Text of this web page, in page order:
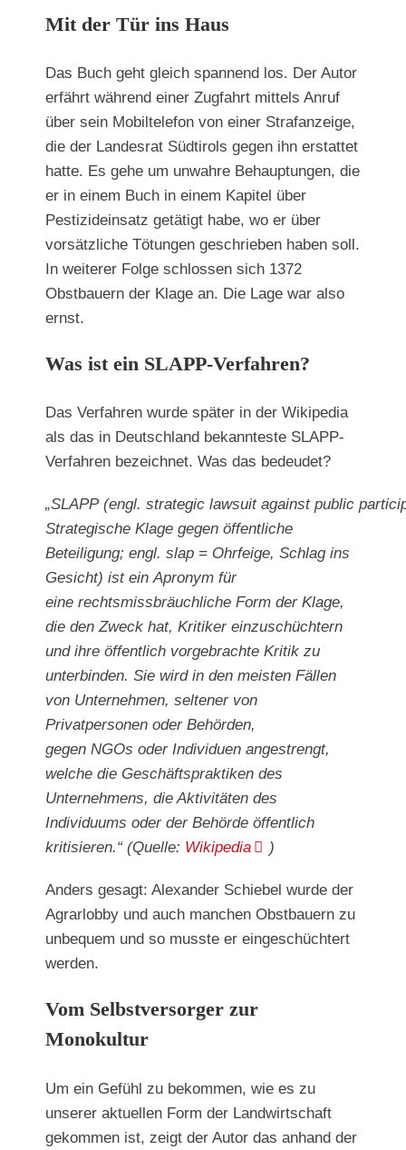
Mit der Tür ins Haus
Das Buch geht gleich spannend los. Der Autor
erfährt während einer Zugfahrt mittels Anruf
über sein Mobiltelefon von einer Strafanzeige,
die der Landesrat Südtirols gegen ihn erstattet
hatte. Es gehe um unwahre Behauptungen, die
er in einem Buch in einem Kapitel über
Pestizideinsatz getätigt habe, wo er über
vorsätzliche Tötungen geschrieben haben soll.
In weiterer Folge schlossen sich 1372
Obstbauern der Klage an. Die Lage war also
ernst.
Was ist ein SLAPP-Verfahren?
Das Verfahren wurde später in der Wikipedia
als das in Deutschland bekannteste SLAPP-
Verfahren bezeichnet. Was das bedeudet?
„SLAPP (engl. strategic lawsuit against public
Strategische Klage gegen öffentliche
Beteiligung; engl. slap = Ohrfeige, Schlag ins
Gesicht) ist ein Apronym für
eine rechtsmissbräuchliche Form der Klage,
die den Zweck hat, Kritiker einzuschüchtern
und ihre öffentlich vorgebrachte Kritik zu
unterbinden. Sie wird in den meisten Fällen
von Unternehmen, seltener von
Privatpersonen oder Behörden,
gegen NGOs oder Individuen angestrengt,
welche die Geschäftspraktiken des
Unternehmens, die Aktivitäten des
Individuums oder der Behörde öffentlich
kritisieren.“ (Quelle: Wikipedia )
Anders gesagt: Alexander Schiebel wurde der
Agrarlobby und auch manchen Obstbauern zu
unbequem und so musste er eingeschüchtert
werden.
Vom Selbstversorger zur
Monokultur
Um ein Gefühl zu bekommen, wie es zu
unserer aktuellen Form der Landwirtschaft
gekommen ist, zeigt der Autor das anhand der